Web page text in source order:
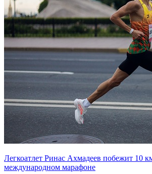
Легкоатлет Ринас Ахмадеев побежит 10
международном марафоне